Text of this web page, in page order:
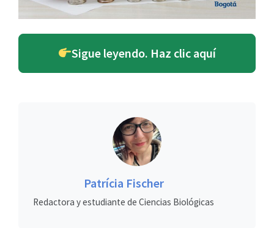
Sigue leyendo. Haz clic aquí
Patrícia Fischer
Redactora y estudiante de Ciencias Biológicas